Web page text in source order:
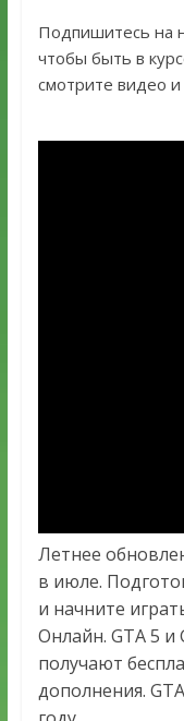
Подпишитесь на
чтобы быть в
смотрите видео
Летнее
в июле.
и начните
Онлайн. GTA 5 и
получают
дополнения.